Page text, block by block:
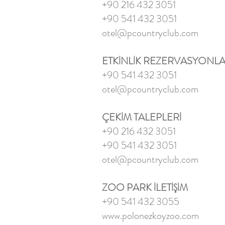
+90 216 432 3051
+90 541 432 3051
otel@pcountryclub.com
ETKİNLİK
+90 541 432 3051
otel@pcountryclub.com
ÇEKİM TALEPLERİ
+90 216 432 3051
+90 541 432 3051
otel@pcountryclub.com
ZOO PARK İLETİŞİM
+90 541 432 3055
www.polonezkoyzoo.com